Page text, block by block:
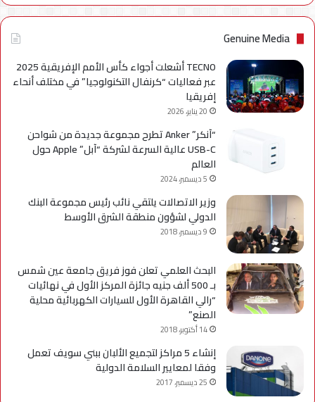
Genuine Media
TECNO أشعلت أجواء كأس الأمم الإفريقية 2025
عبر فعاليات “كرنفال التكنولوجيا” في مختلف أنحاء
إفريقيا
20 يناير، 2026
“آنكر” Anker تطرح مجموعة جديدة من شواحن
USB-C عالية السرعة لشركة “آبل” Apple حول
العالم
5 ديسمبر، 2024
وزير الاتصالات يلتقي نائب رئيس مجموعة البنك
الدولي لشؤون منطقة الشرق الأوسط
9 ديسمبر، 2018
البحث العلمي تعلن فوز فريق جامعة عين شمس
بـ 500 ألف جنيه جائزة المركز الأول في نهائيات
“رالي القاهرة الأول للسيارات الكهربائية محلية
الصنع”
14 أكتوبر، 2018
إنشاء 5 مراكز لتجميع الألبان ببني سويف تعمل
وفقا لمعايير السلامة الدولية
25 ديسمبر، 2017